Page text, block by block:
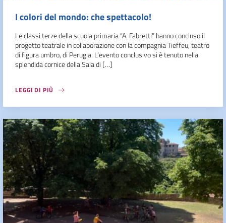
I colori del mondo: che spettacolo!
Le classi terze della scuola primaria “A. Fabretti” hanno concluso il
progetto teatrale in collaborazione con la compagnia Tieffeu, teatro
di figura umbro, di Perugia. L’evento conclusivo si è tenuto nella
splendida cornice della Sala di […]
LEGGI DI PIÙ